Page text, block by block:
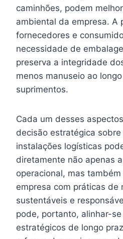
caminhões, podem
ambiental da empresa. A
fornecedores e
necessidade de
preserva a integridade
menos manuseio ao
suprimentos.
Cada um desses
decisão estratégica
instalações logísticas
diretamente não apenas
operacional, mas
empresa com práticas de
sustentáveis e
pode, portanto, alinhar-
estratégicos de longo